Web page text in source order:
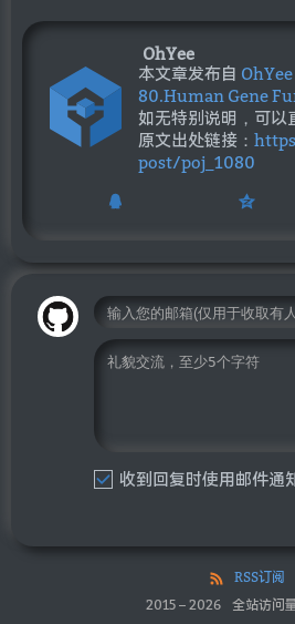
OhYee
本文章发布自
80.Human Gene
如无特别说明，可以
原文出处链接：
post/poj_1080
收到回复时使用邮件通
RSS订阅
2015– 2026 全站访问